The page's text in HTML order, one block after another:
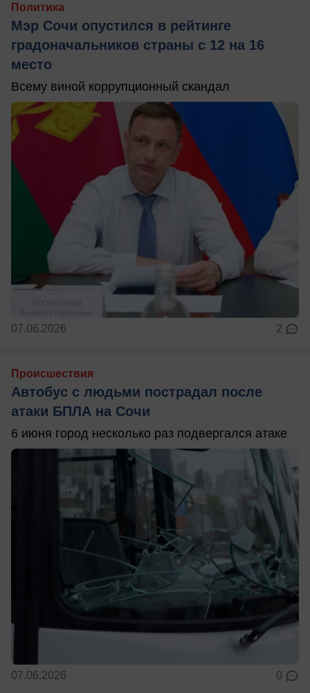
Политика
Мэр Сочи опустился в рейтинге
градоначальников страны с 12 на 16
место
Всему виной коррупционный скандал
07.06.2026 2
Происшествия
Автобус с людьми пострадал после
атаки БПЛА на Сочи
6 июня город несколько раз подвергался атаке
07.06.2026 0